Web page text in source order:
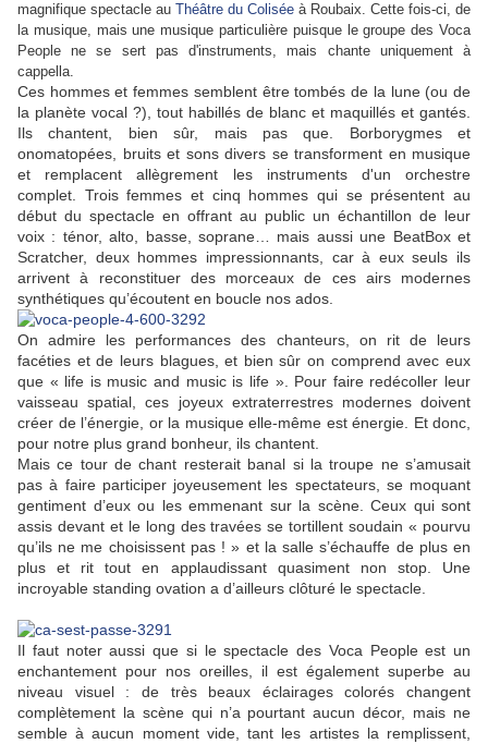
magnifique spectacle au Théâtre du Colisée à Roubaix. Cette fois-ci, de
la musique, mais une musique particulière puisque le groupe des Voca
People ne se sert pas d'instruments, mais chante uniquement à
cappella.
Ces hommes et femmes semblent être tombés de la lune (ou de
la planète vocal ?), tout habillés de blanc et maquillés et gantés.
Ils chantent, bien sûr, mais pas que. Borborygmes et
onomatopées, bruits et sons divers se transforment en musique
et remplacent allègrement les instruments d'un orchestre
complet. Trois femmes et cinq hommes qui se présentent au
début du spectacle en offrant au public un échantillon de leur
voix : ténor, alto, basse, soprane… mais aussi une Beat­Box et
Scratcher, deux hommes impressionnants, car à eux seuls ils
arrivent à reconstituer des morceaux de ces airs modernes
synthétiques qu’écoutent en boucle nos ados.
On admire les performances des chanteurs, on rit de leurs
facéties et de leurs blagues, et bien sûr on comprend avec eux
que « life is music and music is life ». Pour faire redécoller leur
vaisseau spatial, ces joyeux extraterrestres modernes doivent
créer de l’énergie, or la musique elle-même est énergie. Et donc,
pour notre plus grand bonheur, ils chantent.
Mais ce tour de chant resterait banal si la troupe ne s’amusait
pas à faire participer joyeusement les spectateurs, se moquant
gentiment d’eux ou les emmenant sur la scène. Ceux qui sont
assis devant et le long des travées se tortillent soudain « pourvu
qu’ils ne me choisissent pas ! » et la salle s’échauffe de plus en
plus et rit tout en applaudissant quasiment non stop. Une
incroyable standing ovation a d’ailleurs clôturé le spectacle.
Il faut noter aussi que si le spectacle des Voca People est un
enchantement pour nos oreilles, il est également superbe au
niveau visuel : de très beaux éclairages colorés changent
complètement la scène qui n’a pourtant aucun décor, mais ne
semble à aucun moment vide, tant les artistes la remplissent,